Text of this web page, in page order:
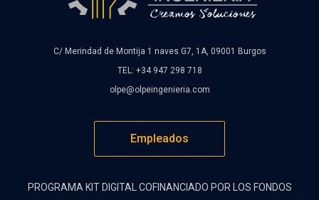
C/ Merindad de Montija 1 naves G7, 1A, 09001 Burgos
TEL: +34 947 298 718
olpe@olpeingenieria.com
Empleados
PROGRAMA KIT DIGITAL COFINANCIADO POR LOS FONDOS